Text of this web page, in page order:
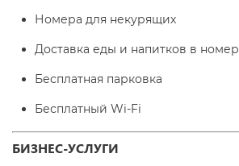
Номера для некурящих
Доставка еды и напитков в номер
Бесплатная парковка
Бесплатный Wi-Fі
БИЗНЕС-УСЛУГИ